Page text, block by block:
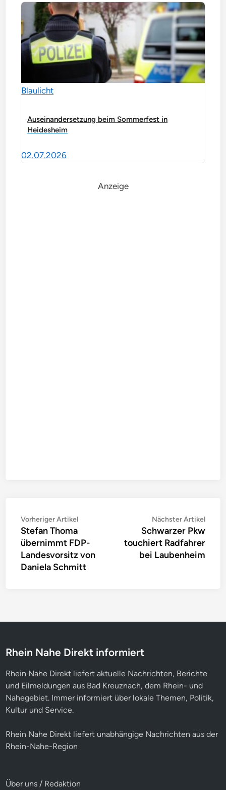
Blaulicht
Auseinandersetzung beim Sommerfest in
Heidesheim
02.07.2026
Anzeige
Beitragsnavigation
Vorheriger ArtikelVorheriger
Stefan Thoma
übernimmt FDP-
Landesvorsitz von
Daniela Schmitt
Nächster Artikel
Schwarzer Pkw
touchiert Radfahrer
bei Laubenheim
Rhein Nahe Direkt informiert
Rhein Nahe Direkt liefert aktuelle Nachrichten, Berichte
und Eilmeldungen aus Bad Kreuznach, dem Rhein- und
Nahegebiet. Immer informiert über lokale Themen, Politik,
Kultur und Service.
Rhein Nahe Direkt liefert unabhängige Nachrichten aus der
Rhein-Nahe-Region
Über uns / Redaktion